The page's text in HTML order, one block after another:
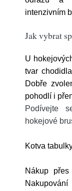
intenzivním
Jak vybrat
U
tvar
Dobře
pohodlí i
Podívejte
hokejové
Kotva
Nákup